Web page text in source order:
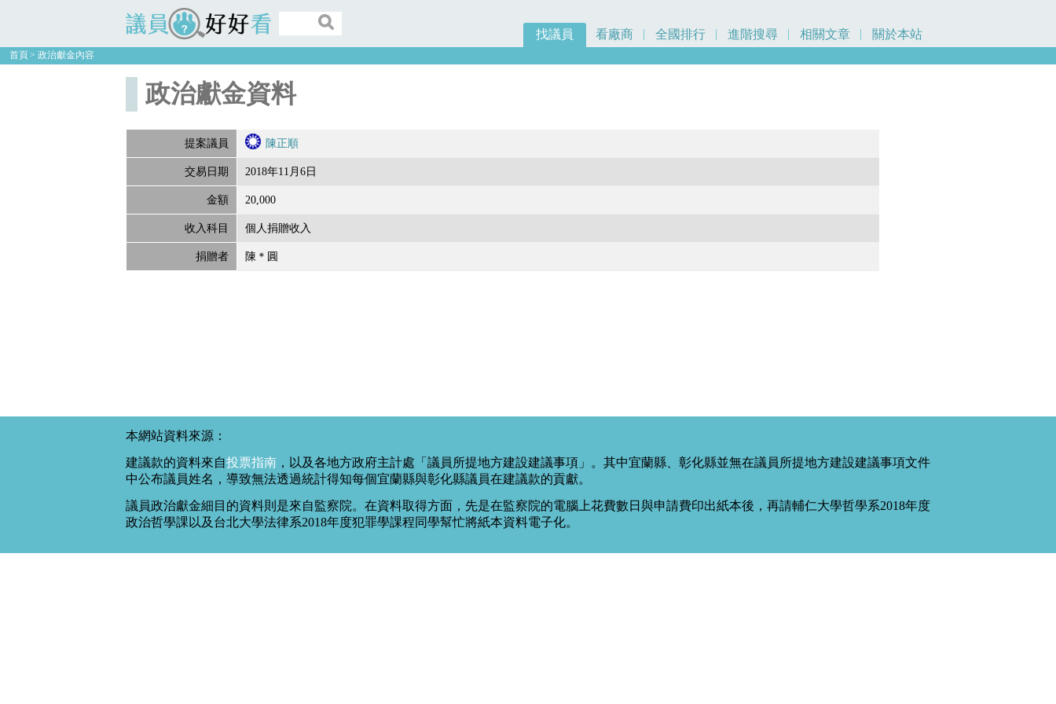
議員好好看
找議員 看廠商 全國排行 進階搜尋 相關文章 關於本站
首頁 政治獻金內容
政治獻金資料
提案議員 陳正順
交易日期 2018年11月6日
金額 20,000
收入科目 個人捐贈收入
捐贈者 陳＊圓
本網站資料來源：
建議款的資料來自投票指南 ，以及各地方政府主計處「議員所提地方建設建議事項」。其中宜蘭縣、彰化縣並無在議員所提地方建設建議事項文件
中公布議員姓名，導致無法透過統計得知每個宜蘭縣與彰化縣議員在建議款的貢獻。
議員政治獻金細目的資料則是來自監察院。在資料取得方面，先是在監察院的電腦上花費數日與申請費印出紙本後，再請輔仁大學哲學系2018年度
政治哲學課以及台北大學法律系2018年度犯罪學課程同學幫忙將紙本資料電子化。